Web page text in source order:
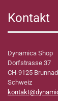
Kontakt
Dynamica Shop
Dorfstrasse 37
CH-9125
Schweiz